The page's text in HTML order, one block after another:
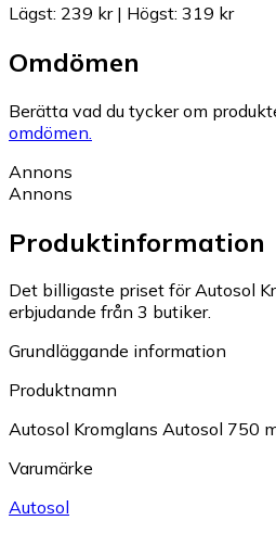
Lägst: 239 kr| Högst: 319 kr
Omdömen
Berätta vad du tycker om
omdömen.
Annons
Annons
Produktinformation
Det billigaste priset för Autosol
erbjudande från 3 butiker.
Grundläggande information
Produktnamn
Autosol Kromglans Autosol 750
Varumärke
Autosol